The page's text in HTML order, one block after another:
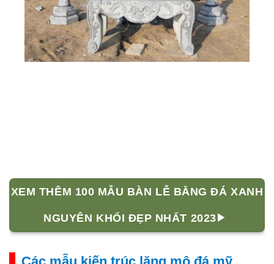
XEM THÊM 100 MẪU BÀN LỄ BẰNG ĐÁ XANH
NGUYÊN KHỐI ĐẸP NHẤT 2023